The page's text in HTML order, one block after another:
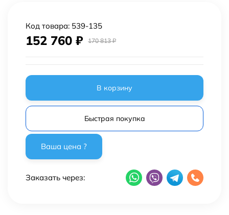
Код товара: 539-135
152 760 ₽ 170 813₽
В корзину
Быстрая покупка
Заказать через: